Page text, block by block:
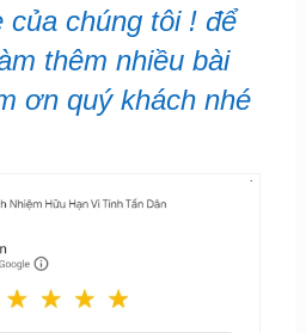
của chúng tôi ! để
thêm nhiều bài
ơn quý khách nhé